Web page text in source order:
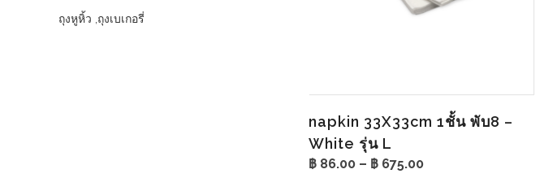
napkin 33X33cm 1ชั้น พับ8 –
White รุ่น L
฿86.00 – ฿675.00Price
ถุงหูหิ้ว ,ถุงเบเกอรี่